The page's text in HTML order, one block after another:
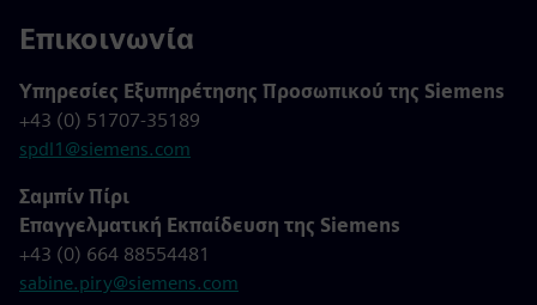
Επικοινωνία
Υπηρεσίες Εξυπηρέτησης Προσωπικού της Siemens
+43 (0) 51707-35189
spdl1@siemens.com
Σαμπίν Πίρι
Επαγγελματική Εκπαίδευση της Siemens
+43 (0) 664 88554481
sabine.piry@siemens.com